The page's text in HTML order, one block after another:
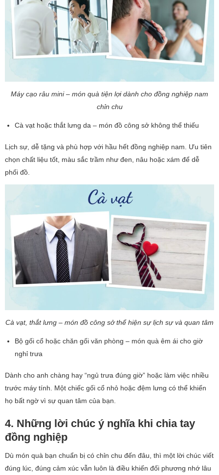
Máy cạo râu mini – món quà tiện lợi dành cho đồng nghiệp nam
chỉn chu
Cà vạt hoặc thắt lưng da – món đồ công sở không thể thiếu
Lịch sự, dễ tặng và phù hợp với hầu hết đồng nghiệp nam. Ưu tiên
chọn chất liệu tốt, màu sắc trầm như đen, nâu hoặc xám để dễ
phối đồ.
Cà vạt, thắt lưng – món đồ công sở thể hiện sự lịch sự và quan tâm
Bộ gối cổ hoặc chăn gối văn phòng – món quà êm ái cho giờ
nghỉ trưa
Dành cho anh chàng hay “ngủ trưa đúng giờ” hoặc làm việc nhiều
trước máy tính. Một chiếc gối cổ nhỏ hoặc đệm lưng có thể khiến
họ bất ngờ vì sự quan tâm của bạn.
4. Những lời chúc ý nghĩa khi chia tay
đồng nghiệp
Dù món quà bạn chuẩn bị có chỉn chu đến đâu, thì một lời chúc viết
đúng lúc, đúng cảm xúc vẫn luôn là điều khiến đối phương nhớ lâu